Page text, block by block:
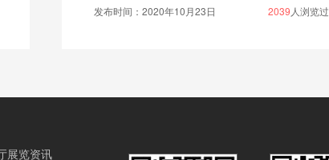
发布时间：2020年10月23日
2039 人浏览过
展览资讯